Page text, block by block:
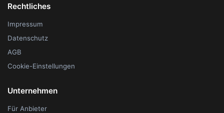
Rechtliches
Impressum
Datenschutz
AGB
Cookie-Einstellungen
Unternehmen
Für Anbieter